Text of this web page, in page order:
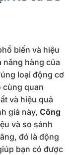
biến và hiệu
nâng hàng của
loại động cơ
cùng quan
và hiệu quả
giá này, Công
và so sánh
đó là động
bạn có được